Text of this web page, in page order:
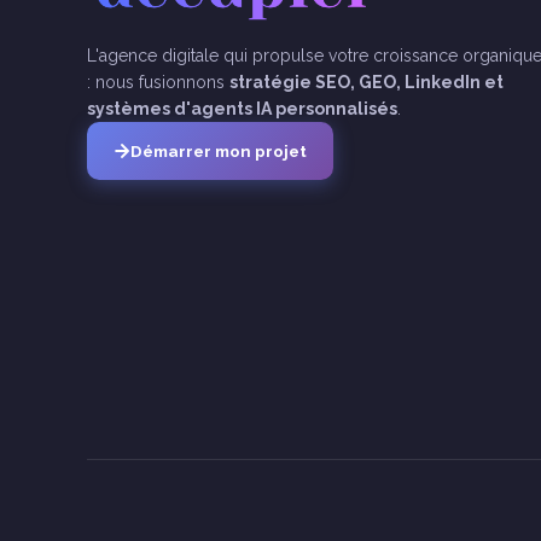
L'agence digitale qui propulse votre croissance organique
: nous fusionnons stratégie SEO, GEO, LinkedIn et
systèmes d'agents IA personnalisés.
Démarrer mon projet